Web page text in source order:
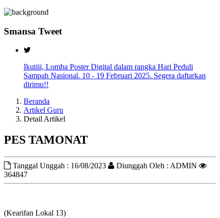
Smansa Tweet
Ikutiii, Lomba Poster Digital dalam rangka Hari Peduli
Sampah Nasional. 10 - 19 Februari 2025. Segera daftarkan
dirimu!!
Beranda
Artikel Guru
Detail Artikel
PES TAMONAT
Tanggal Unggah : 16/08/2023
Diunggah Oleh : ADMIN
364847
(Kearifan Lokal 13)